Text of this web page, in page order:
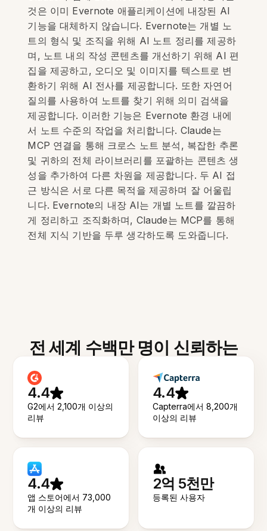
것은 이미 Evernote 애플리케이션에 내장된 AI
기능을 대체하지 않습니다. Evernote는 개별 노
트의 형식 및 조직을 위해 AI 노트 정리를 제공하
며, 노트 내의 작성 콘텐츠를 개선하기 위해 AI 편
집을 제공하고, 오디오 및 이미지를 텍스트로 변
환하기 위해 AI 전사를 제공합니다. 또한 자연어
질의를 사용하여 노트를 찾기 위해 의미 검색을
제공합니다. 이러한 기능은 Evernote 환경 내에
서 노트 수준의 작업을 처리합니다. Claude는
MCP 연결을 통해 크로스 노트 분석, 복잡한 추론
및 귀하의 전체 라이브러리를 포괄하는 콘텐츠 생
성을 추가하여 다른 차원을 제공합니다. 두 AI 접
근 방식은 서로 다른 목적을 제공하며 잘 어울립
니다. Evernote의 내장 AI는 개별 노트를 깔끔하
게 정리하고 조직화하며, Claude는 MCP를 통해
전체 지식 기반을 두루 생각하도록 도와줍니다.
전 세계 수백만 명이 신뢰하는
4.4
G2에서 2,100개 이상의
리뷰
4.4
Capterra에서 8,200개
이상의 리뷰
4.4
앱 스토어에서 73,000
개 이상의 리뷰
2억 5천만
등록된 사용자